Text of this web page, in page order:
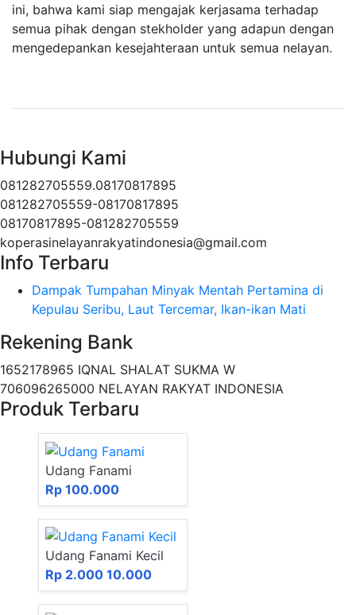
ini, bahwa kami siap mengajak kerjasama terhadap
semua pihak dengan stekholder yang adapun dengan
mengedepankan kesejahteraan untuk semua nelayan.
Hubungi Kami
081282705559.08170817895
081282705559-08170817895
08170817895-081282705559
koperasinelayanrakyatindonesia@gmail.com
Info Terbaru
Dampak Tumpahan Minyak Mentah Pertamina di
Kepulau Seribu, Laut Tercemar, Ikan-ikan Mati
Rekening Bank
1652178965 IQNAL SHALAT SUKMA W
706096265000 NELAYAN RAKYAT INDONESIA
Produk Terbaru
Udang Fanami
Rp 100.000
Udang Fanami Kecil
Rp 2.000 10.000